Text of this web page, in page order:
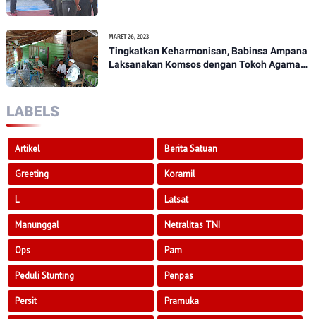
MARET 26, 2023
Tingkatkan Keharmonisan, Babinsa Ampana
Laksanakan Komsos dengan Tokoh Agama
LABELS
Artikel Berita Satuan
Greeting Koramil
L Latsat
Manunggal Netralitas TNI
Ops Pam
Peduli Stunting Penpas
Persit Pramuka